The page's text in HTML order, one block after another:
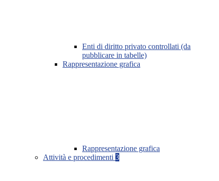
Enti di diritto privato controllati (da
pubblicare in tabelle)
Rappresentazione grafica
Rappresentazione grafica
Attività e procedimenti 3